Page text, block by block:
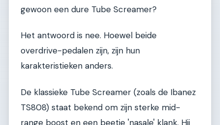
gewoon een dure Tube Screamer?
Het antwoord is nee. Hoewel beide
overdrive-pedalen zijn, zijn hun
karakteristieken anders.
De klassieke Tube Screamer (zoals de Ibanez
TS808) staat bekend om zijn sterke mid-
range boost en een beetje 'nasale' klank. Hij